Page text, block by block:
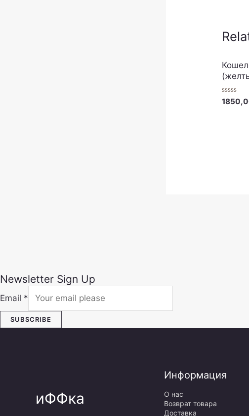
Rated
0
Newsletter Sign Up
Email *
SUBSCRIBE
иФФка
Информация
О нас
Возврат товара
Доставка